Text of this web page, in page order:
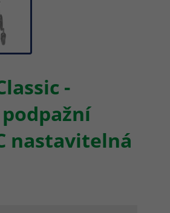
-
nastavitelná